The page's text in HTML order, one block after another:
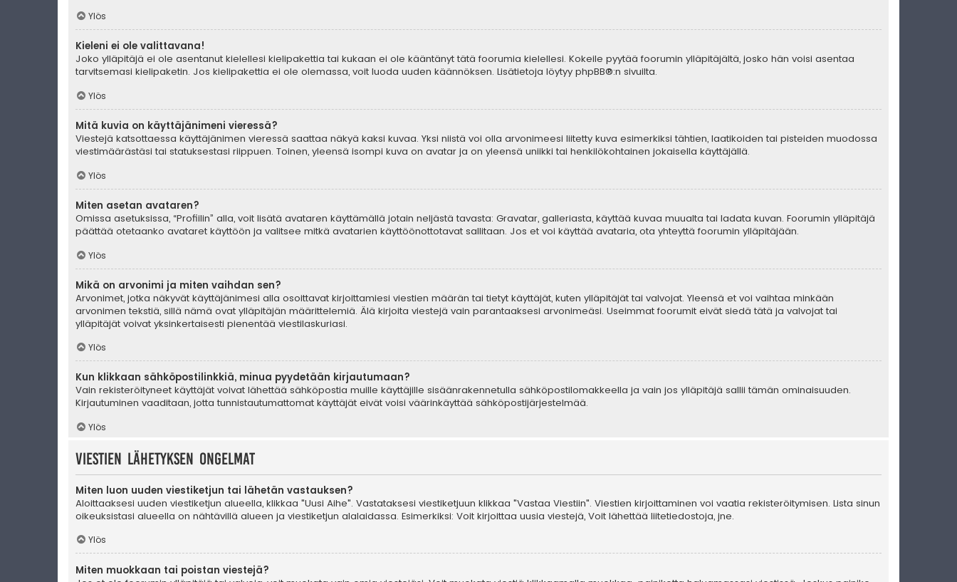
Ylös
Kieleni ei ole valittavana!
Joko ylläpitäjä ei ole asentanut kielellesi kielipakettia tai kukaan ei ole kääntänyt tätä foorumia kielellesi. Kokeile pyytää foorumin ylläpitäjältä, josko hän voisi asentaa
tarvitsemasi kielipaketin. Jos kielipakettia ei ole olemassa, voit luoda uuden käännöksen. Lisätietoja löytyy phpBB®:n sivuilta.
Ylös
Mitä kuvia on käyttäjänimeni vieressä?
Viestejä katsottaessa käyttäjänimen vieressä saattaa näkyä kaksi kuvaa. Yksi niistä voi olla arvonimeesi liitetty kuva esimerkiksi tähtien, laatikoiden tai pisteiden muodossa
viestimäärästäsi tai statuksestasi riippuen. Toinen, yleensä isompi kuva on avatar ja on yleensä uniikki tai henkilökohtainen jokaisella käyttäjällä.
Ylös
Miten asetan avataren?
Omissa asetuksissa, “Profiilin” alla, voit lisätä avataren käyttämällä jotain neljästä tavasta: Gravatar, galleriasta, käyttää kuvaa muualta tai ladata kuvan. Foorumin ylläpitäjä
päättää otetaanko avataret käyttöön ja valitsee mitkä avatarien käyttöönottotavat sallitaan. Jos et voi käyttää avataria, ota yhteyttä foorumin ylläpitäjään.
Ylös
Mikä on arvonimi ja miten vaihdan sen?
Arvonimet, jotka näkyvät käyttäjänimesi alla osoittavat kirjoittamiesi viestien määrän tai tietyt käyttäjät, kuten ylläpitäjät tai valvojat. Yleensä et voi vaihtaa minkään
arvonimen tekstiä, sillä nämä ovat ylläpitäjän määrittelemiä. Älä kirjoita viestejä vain parantaaksesi arvonimeäsi. Useimmat foorumit eivät siedä tätä ja valvojat tai
ylläpitäjät voivat yksinkertaisesti pienentää viestilaskuriasi.
Ylös
Kun klikkaan sähköpostilinkkiä, minua pyydetään kirjautumaan?
Vain rekisteröityneet käyttäjät voivat lähettää sähköpostia muille käyttäjille sisäänrakennetulla sähköpostilomakkeella ja vain jos ylläpitäjä sallii tämän ominaisuuden.
Kirjautuminen vaaditaan, jotta tunnistautumattomat käyttäjät eivät voisi väärinkäyttää sähköpostijärjestelmää.
Ylös
Viestien lähetyksen ongelmat
Miten luon uuden viestiketjun tai lähetän vastauksen?
Aloittaaksesi uuden viestiketjun alueella, klikkaa "Uusi Aihe". Vastataksesi viestiketjuun klikkaa "Vastaa Viestiin". Viestien kirjoittaminen voi vaatia rekisteröitymisen. Lista sinun
oikeuksistasi alueella on nähtävillä alueen ja viestiketjun alalaidassa. Esimerkiksi: Voit kirjoittaa uusia viestejä, Voit lähettää liitetiedostoja, jne.
Ylös
Miten muokkaan tai poistan viestejä?